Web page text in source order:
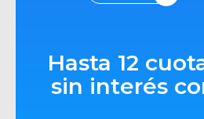
Hasta 12
sin interés